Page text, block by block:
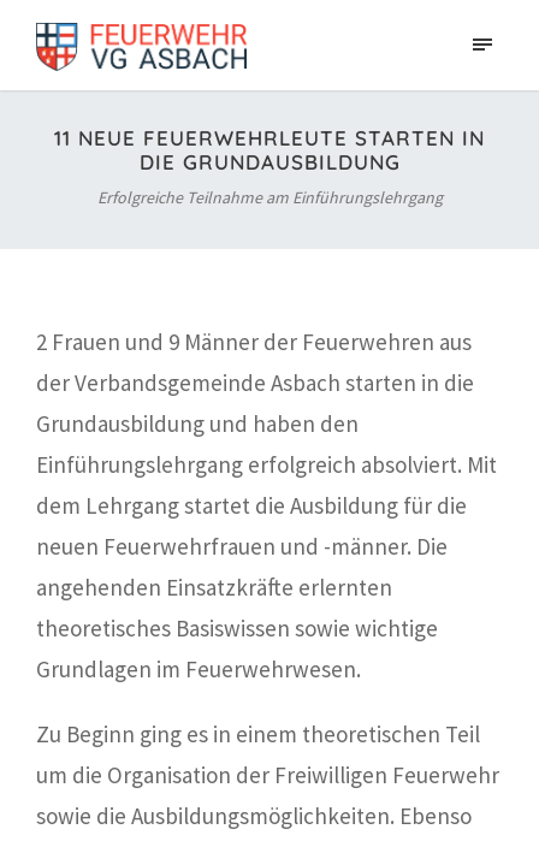
11 NEUE FEUERWEHRLEUTE STARTEN IN
DIE GRUNDAUSBILDUNG
Erfolgreiche Teilnahme am Einführungslehrgang
2 Frauen und 9 Männer der Feuerwehren aus
der Verbandsgemeinde Asbach starten in die
Grundausbildung und haben den
Einführungslehrgang erfolgreich absolviert. Mit
dem Lehrgang startet die Ausbildung für die
neuen Feuerwehrfrauen und -männer. Die
angehenden Einsatzkräfte erlernten
theoretisches Basiswissen sowie wichtige
Grundlagen im Feuerwehrwesen.
Zu Beginn ging es in einem theoretischen Teil
um die Organisation der Freiwilligen Feuerwehr
sowie die Ausbildungsmöglichkeiten. Ebenso